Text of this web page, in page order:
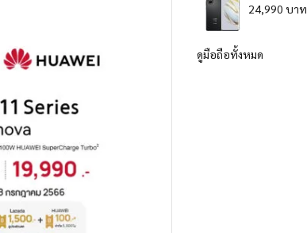
24,990 บาท
ดูมือถือทั้งหมด